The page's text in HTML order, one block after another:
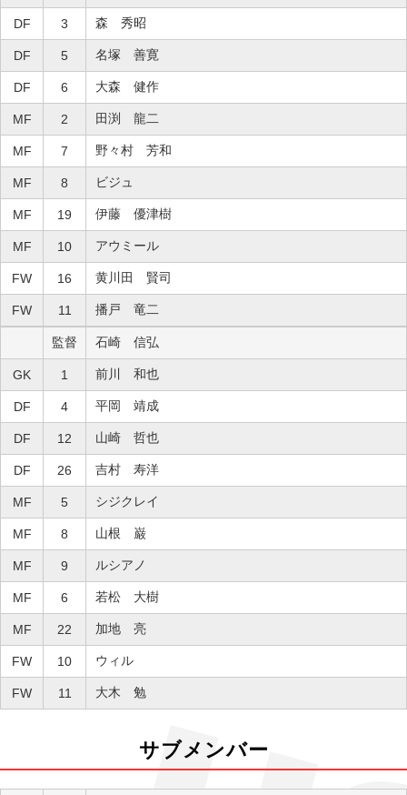
DF 3 森 秀昭
DF 5 名塚 善寛
DF 6 大森 健作
MF 2 田渕 龍二
MF 7 野々村 芳和
MF 8 ビジュ
MF 19 伊藤 優津樹
MF 10 アウミール
FW 16 黄川田 賢司
FW 11 播戸 竜二
監督 石崎 信弘
GK 1 前川 和也
DF 4 平岡 靖成
DF 12 山崎 哲也
DF 26 吉村 寿洋
MF 5 シジクレイ
MF 8 山根 巌
MF 9 ルシアノ
MF 6 若松 大樹
MF 22 加地 亮
FW 10 ウィル
FW 11 大木 勉
サブメンバー